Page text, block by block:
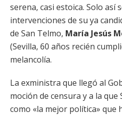
serena, casi estoica. Solo así
intervenciones de su ya
de San Telmo, María Jesús
(Sevilla, 60 años recién
melancolía.
La exministra que llegó al
moción de censura y a la que
como «la mejor política» que